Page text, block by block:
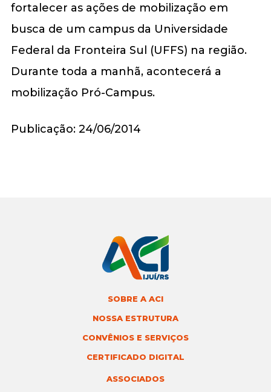
fortalecer as ações de mobilização em
busca de um campus da Universidade
Federal da Fronteira Sul (UFFS) na região.
Durante toda a manhã, acontecerá a
mobilização Pró-Campus.
Publicação: 24/06/2014
SOBRE A ACI
NOSSA ESTRUTURA
CONVÊNIOS E SERVIÇOS
CERTIFICADO DIGITAL
ASSOCIADOS